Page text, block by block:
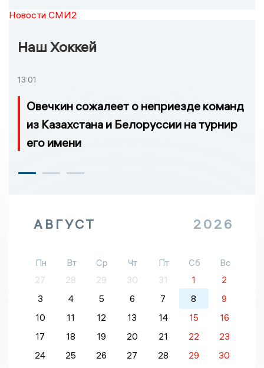
Новости СМИ2
Наш Хоккей
13:01
Овечкин сожалеет о неприезде команд
из Казахстана и Белоруссии на турнир
его имени
АВГУСТ 2026
Пн Вт Ср Чт Пт Сб
Вс
27
28 29 30 31 1
2
3
4 5 6 7 8
9
10
11 12 13 14 15
16
17
18 19 20 21 22
23
24
25 26 27 28 29
30